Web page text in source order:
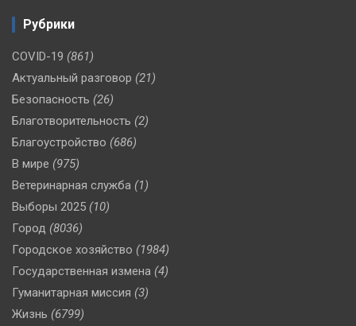
Рубрики
COVID-19 (861)
Актуальный разговор (21)
Безопасность (26)
Благотворительность (2)
Благоустройство (686)
В мире (975)
Ветеринарная служба (1)
Выборы 2025 (10)
Город (8036)
Городское хозяйство (1984)
Государственная измена (4)
Гуманитарная миссия (3)
Жизнь (6799)